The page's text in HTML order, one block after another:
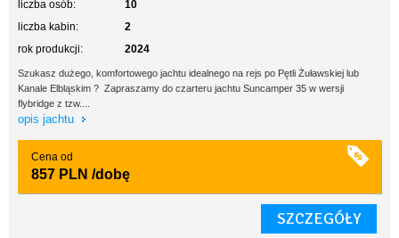
liczba osób:
10
liczba kabin:
2
rok produkcji:
2024
Szukasz dużego, komfortowego jachtu idealnego na rejs po Pętli Żuławskiej lub
Kanale Elbląskim ? Zapraszamy do czarteru jachtu Suncamper 35 w wersji
flybridge z tzw....
opis jachtu
Cena od
857 PLN /dobę
SZCZEGÓŁY